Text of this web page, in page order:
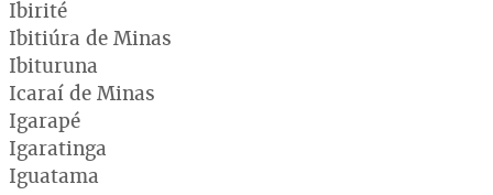
Ibirité
Ibitiúra de Minas
Ibituruna
Icaraí de Minas
Igarapé
Igaratinga
Iguatama